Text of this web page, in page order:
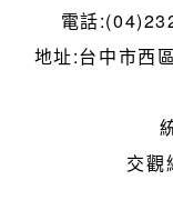
電話
地址:台中市西
交觀